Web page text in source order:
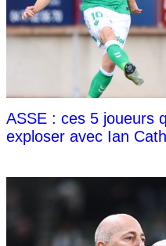
ASSE : ces 5 joueurs
exploser avec Ian